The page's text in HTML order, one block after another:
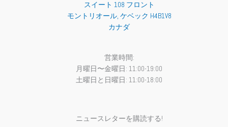
ま
シ
ョ
品
スイート 108 フロント
モントリオール, ケベック H4B1V8
カナダ
営業時間:
月曜日〜金曜日: 11:00-19:00
土曜日と日曜日: 11:00-18:00
ニュースレターを購読する!